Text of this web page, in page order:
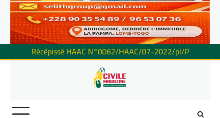
Récépissé HAAC N°0062/HAAC/07-2022/pl/P